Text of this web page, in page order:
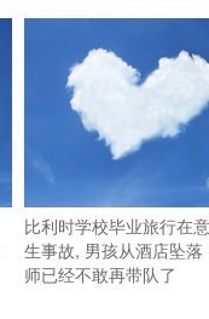
比利时学校毕业旅行在
生事故, 男孩从酒店坠落
师已经不敢再带队了